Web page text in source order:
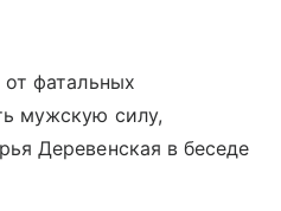
фатальных
мужскую силу,
Деревенская в беседе